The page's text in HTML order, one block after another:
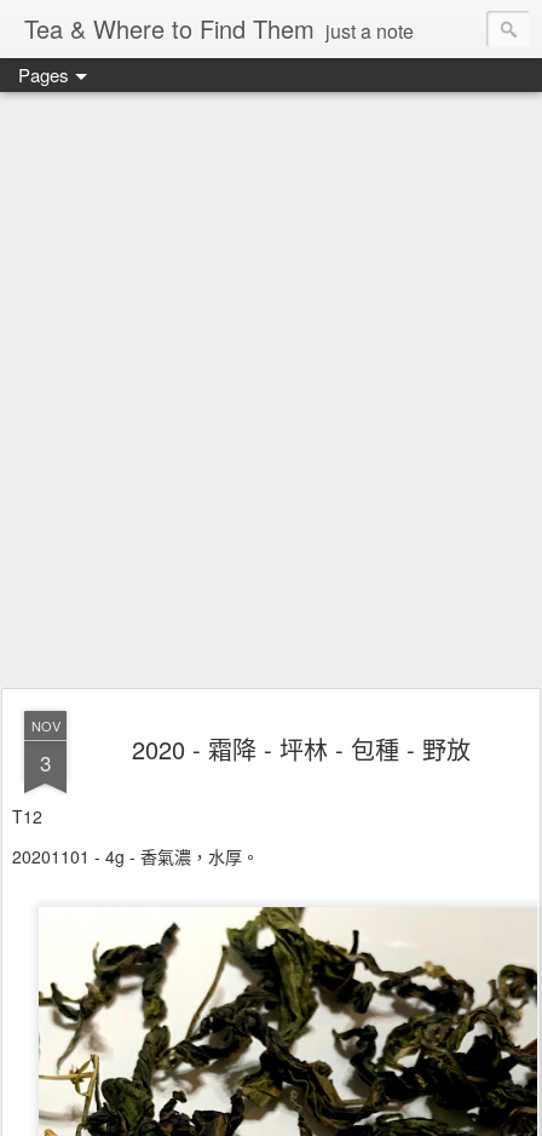
Tea & Where to Find Them just a note
Pages
NOV
3 2020 - 霜降 - 坪林 - 包種 - 野放
T12
20201101 - 4g - 香氣濃，水厚。